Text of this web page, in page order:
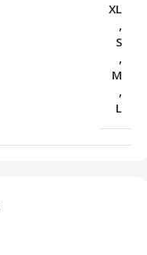
XL
,
S
,
M
,
L